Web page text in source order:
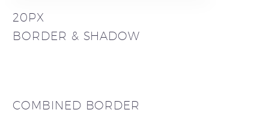
20PX
BORDER & SHADOW
COMBINED BORDER